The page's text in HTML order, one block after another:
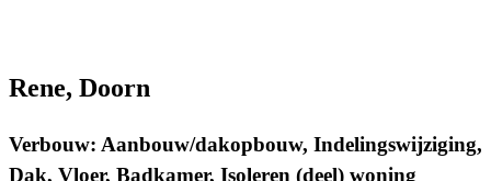
Rene, Doorn
Verbouw: Aanbouw/dakopbouw, Indelingswijziging,
Dak, Vloer, Badkamer, Isoleren (deel) woning